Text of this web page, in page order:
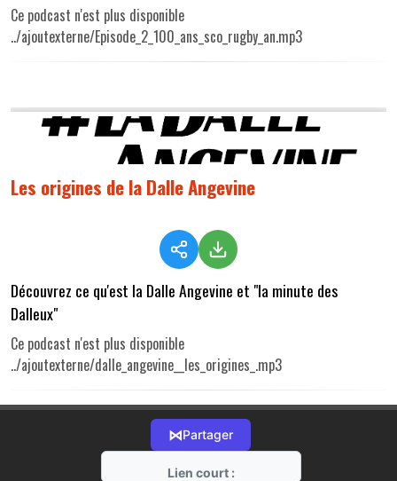
Ce podcast n'est plus disponible
../ajoutexterne/Episode_2_100_ans_sco_rugby_an.mp3
Les origines de la Dalle Angevine
Découvrez ce qu'est la Dalle Angevine et "la minute des
Dalleux"
Ce podcast n'est plus disponible
../ajoutexterne/dalle_angevine__les_origines_.mp3
⋈Partager
Lien court :